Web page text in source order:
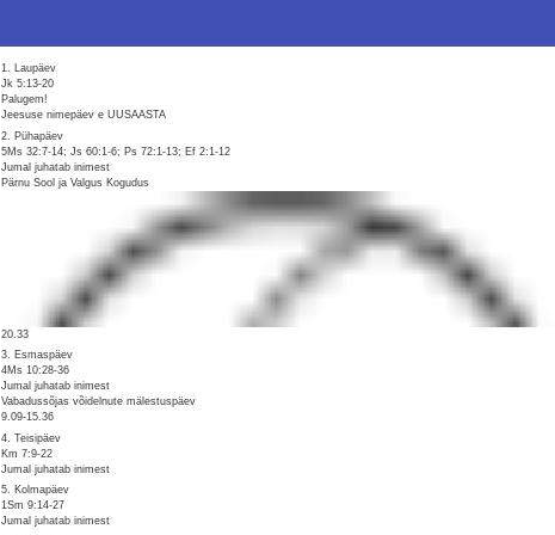
1. Laupäev
Jk 5:13-20
Palugem!
Jeesuse nimepäev e UUSAASTA
2. Pühapäev
5Ms 32:7-14; Js 60:1-6; Ps 72:1-13; Ef 2:1-12
Jumal juhatab inimest
Pärnu Sool ja Valgus Kogudus
20.33
3. Esmaspäev
4Ms 10:28-36
Jumal juhatab inimest
Vabadussõjas võidelnute mälestuspäev
9.09-15.36
4. Teisipäev
Km 7:9-22
Jumal juhatab inimest
5. Kolmapäev
1Sm 9:14-27
Jumal juhatab inimest